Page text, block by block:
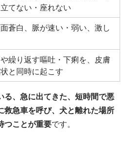
てない・座れない
蒼白、脈が速い・弱い、激し
繰り返す嘔吐・下痢を、皮膚
と同時に起こす
る、急に出てきた、短時間で悪
救急車を呼び、犬と離れた場所
つことが重要です。